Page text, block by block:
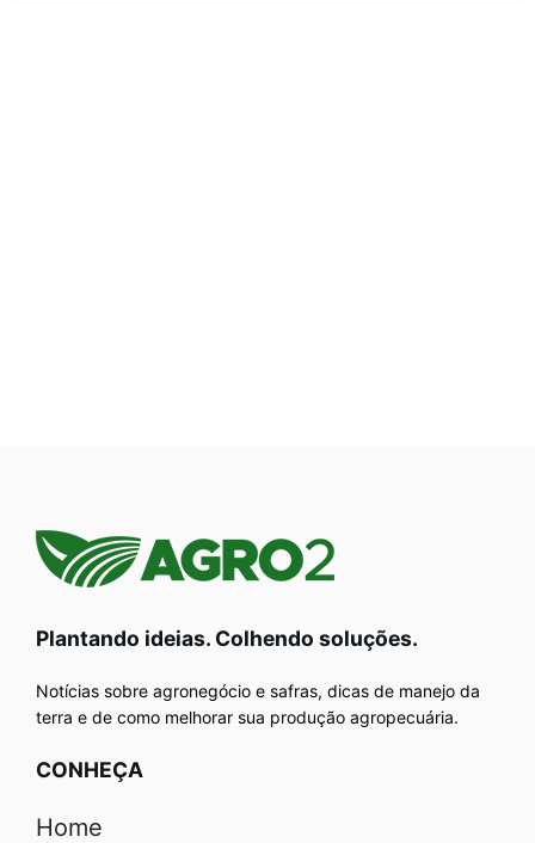
Plantando ideias. Colhendo soluções.
Notícias sobre agronegócio e safras, dicas de manejo da
terra e de como melhorar sua produção agropecuária.
CONHEÇA
Home